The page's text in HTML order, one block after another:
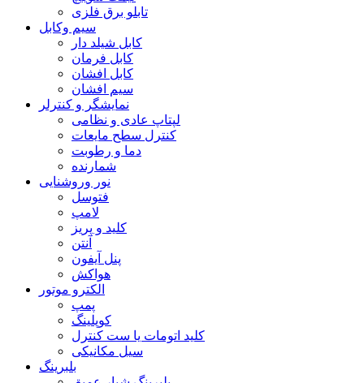
تابلو برق فلزی
سیم وکابل
کابل شیلد دار
کابل فرمان
کابل افشان
سیم افشان
نمایشگر و کنترلر
لپتاپ عادی و نظامی
کنترل سطح مایعات
دما و رطوبت
شمارنده
نور وروشنایی
فتوسل
لامپ
کلید و پریز
آنتن
پنل آیفون
هواکش
الکترو موتور
پمپ
کوپلینگ
کلید اتومات یا ست کنترل
سیل مکانیکی
بلبرینگ